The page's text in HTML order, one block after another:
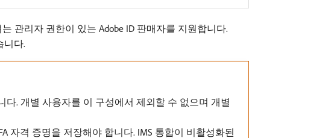
관리자 권한이 있는 Adobe ID 판매자를 지원합니다.
니다.
다. 개별 사용자를 이 구성에서 제외할 수 없으며 개별
자격 증명을 저장해야 합니다. IMS 통합이 비활성화된